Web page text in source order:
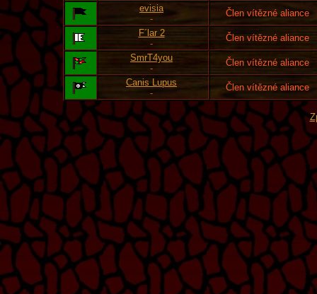
evisia
-
Člen vítězné aliance
F´lar 2
-
Člen vítězné aliance
SmrT4you
-
Člen vítězné aliance
Canis Lupus
-
Člen vítězné aliance